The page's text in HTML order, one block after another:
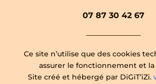
07 87 30 42 67
Ce site n’utilise que des cookies
assurer le fonctionnement et la
Site créé et hébergé par DiGiT’iZi.